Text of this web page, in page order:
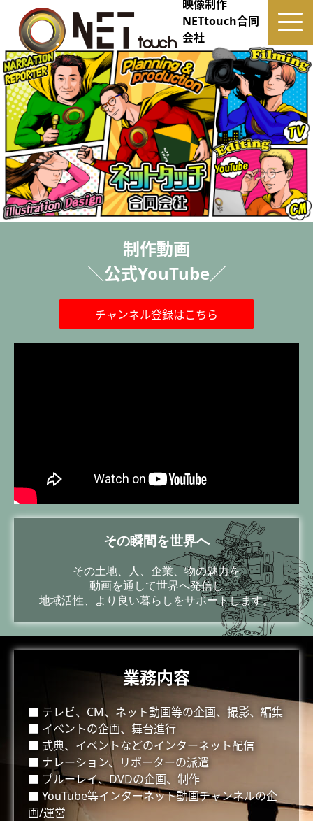
映像制作
NETtouch合同
会社
制作動画
＼公式YouTube／
チャンネル登録はこちら
その瞬間を世界へ
その土地、人、企業、物の魅力を
動画を通して世界へ発信し
地域活性、より良い暮らしをサポートします。
業務内容
■ テレビ、CM、ネット動画等の企画、撮影、編集
■ イベントの企画、舞台進行
■ 式典、イベントなどのインターネット配信
■ ナレーション、リポーターの派遣
■ ブルーレイ、DVDの企画、制作
■ YouTube等インターネット動画チャンネルの企
画/運営